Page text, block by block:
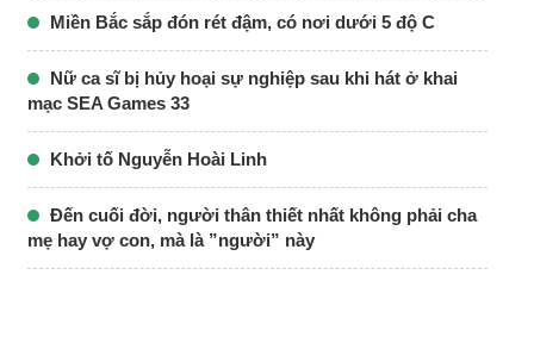
Miền Bắc sắp đón rét đậm, có nơi dưới 5 độ C
Nữ ca sĩ bị hủy hoại sự nghiệp sau khi hát ở khai
mạc SEA Games 33
Khởi tố Nguyễn Hoài Linh
Đến cuối đời, người thân thiết nhất không phải cha
mẹ hay vợ con, mà là ”người” này